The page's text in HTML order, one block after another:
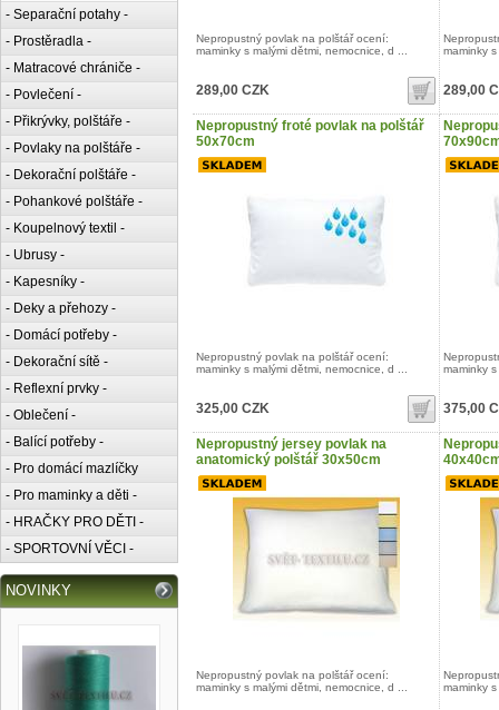
- Separační potahy -
- Prostěradla -
- Matracové chrániče -
- Povlečení -
- Přikrývky, polštáře -
- Povlaky na polštáře -
- Dekorační polštáře -
- Pohankové polštáře -
- Koupelnový textil -
- Ubrusy -
- Kapesníky -
- Deky a přehozy -
- Domácí potřeby -
- Dekorační sítě -
- Reflexní prvky -
- Oblečení -
- Balící potřeby -
- Pro domácí mazlíčky
- Pro maminky a děti -
- HRAČKY PRO DĚTI -
- SPORTOVNÍ VĚCI -
NOVINKY
Nepropustný povlak na polštář ocení:
maminky s malými dětmi, nemocnice, d ...
289,00 CZK
maminky
289,00
Nepropustný froté povlak na polštář
50x70cm
Nepropustný povlak na polštář ocení:
maminky s malými dětmi, nemocnice, d ...
325,00 CZK
maminky
375,00
Nepropustný jersey povlak na
anatomický polštář 30x50cm
Nepropustný povlak na polštář ocení:
maminky s malými dětmi, nemocnice, d ...
maminky